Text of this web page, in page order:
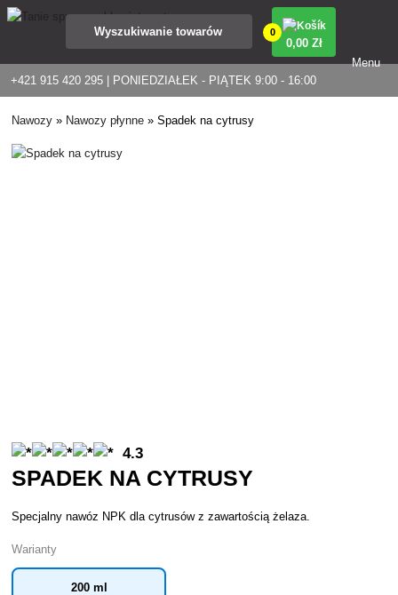
+421 915 420 295 | PONIEDZIAŁEK - PIĄTEK 9:00 - 16:00
0
0,00 Zł
Menu
Nawozy » Nawozy płynne »Spadek na cytrusy
4.3
SPADEK NA CYTRUSY
Specjalny nawóz NPK dla cytrusów z zawartością żelaza.
Warianty
200 ml